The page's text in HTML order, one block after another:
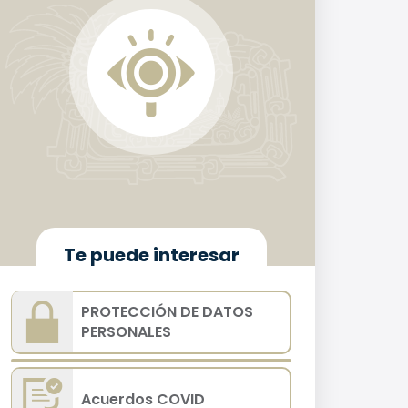
Te puede interesar
PROTECCIÓN DE DATOS
PERSONALES
Acuerdos COVID